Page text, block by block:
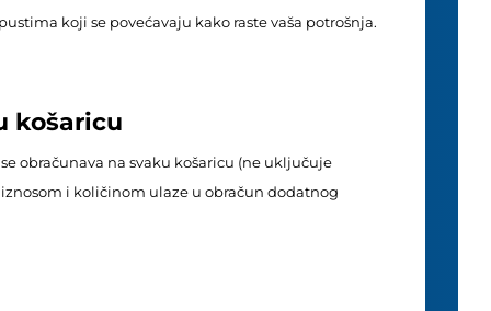
koji se povećavaju kako raste vaša potrošnja.
košaricu
obračunava na svaku košaricu (ne uključuje
i količinom ulaze u obračun dodatnog